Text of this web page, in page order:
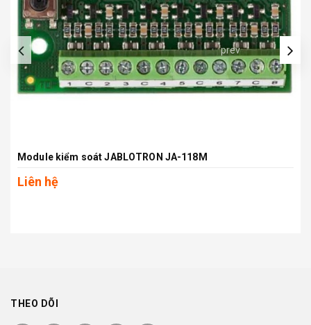
Module kiểm soát JABLOTRON JA-118M
Liên hệ
prev
THEO DÕI